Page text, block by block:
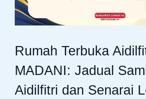
Rumah Terbuka
MADANI: Jadual
Aidilfitri dan Senarai